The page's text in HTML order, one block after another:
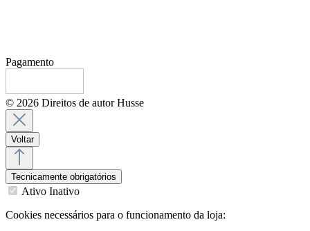
Pagamento
© 2026 Direitos de autor Husse
Voltar
Tecnicamente obrigatórios
Ativo Inativo
Cookies necessários para o funcionamento da loja: